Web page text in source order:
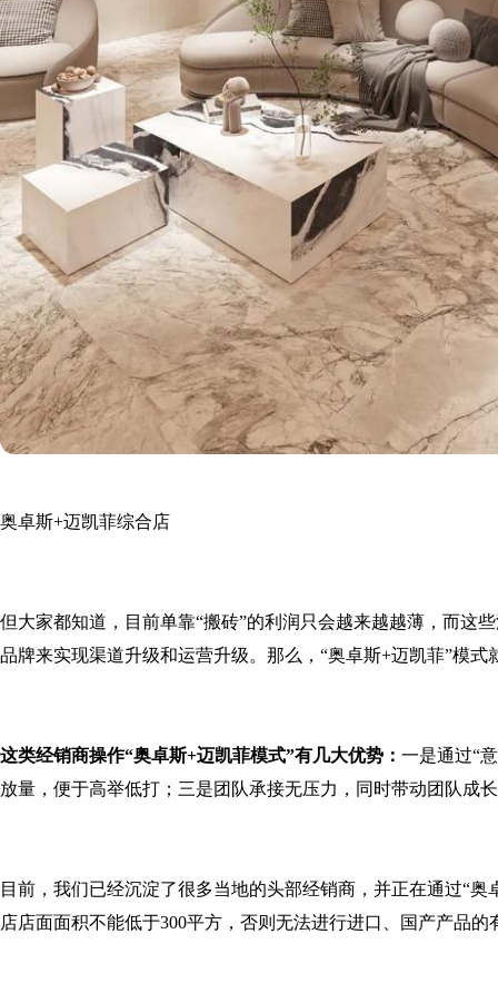
奥卓斯+迈凯菲综合店
但大家都知道，目前单靠“搬砖”的利润只会越来越越薄，而这
品牌来实现渠道升级和运营升级。那么，“奥卓斯+迈凯菲”模式
这类经销商操作“奥卓斯+迈凯菲模式”有几大优势： 一是通过“
放量，便于高举低打；三是团队承接无压力，同时带动团队成
目前，我们已经沉淀了很多当地的头部经销商，并正在通过“
店店面面积不能低于300平方，否则无法进行进口、国产产品的